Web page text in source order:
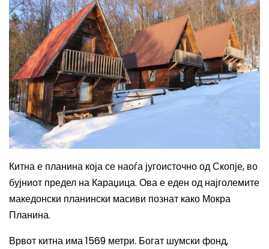
Китна е планина која се наоѓа југоисточно од Скопје, во
бујниот предел на Караџица. Ова е еден од најголемите
македонски планински масиви познат како Мокра
Планина.
Врвот китна има 1569 метри. Богат шумски фонд,